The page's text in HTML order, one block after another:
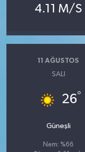
4.11 M/S
11 AĞUSTOS
SALI
26°
Güneşli
Nem: %66